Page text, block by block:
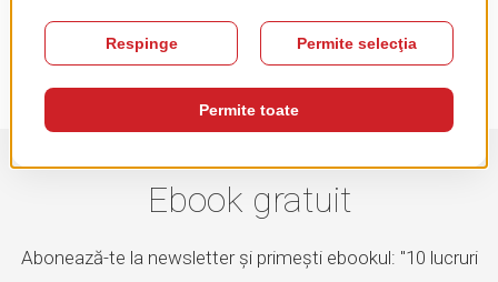
TRIMITE RECENZIA
Ebook gratuit
Abonează-te la newsletter și primești ebookul: "10 lucruri